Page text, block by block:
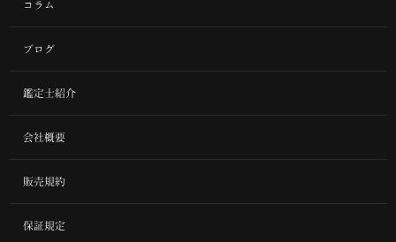
コラム
ブログ
鑑定士紹介
会社概要
販売規約
保証規定